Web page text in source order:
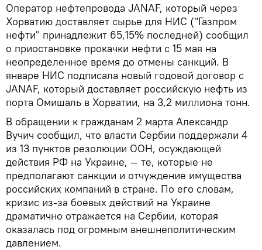
Оператор нефтепровода JANAF, который через
Хорватию доставляет сырье для НИС ("Газпром
нефти" принадлежит 65,15% последней) сообщил
о приостановке прокачки нефти с 15 мая на
неопределенное время до отмены санкций. В
январе НИС подписала новый годовой договор с
JANAF, который доставляет российскую нефть из
порта Омишаль в Хорватии, на 3,2 миллиона тонн.
В обращении к гражданам 2 марта Александр
Вучич сообщил, что власти Сербии поддержали 4
из 13 пунктов резолюции ООН, осуждающей
действия РФ на Украине, — те, которые не
предполагают санкции и отчуждение имущества
российских компаний в стране. По его словам,
кризис из-за боевых действий на Украине
драматично отражается на Сербии, которая
оказалась под огромным внешнеполитическим
давлением.